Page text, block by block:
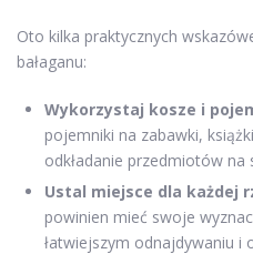
Oto kilka praktycznych
bałaganu:
Wykorzystaj kosze i
pojemniki na zabawki,
odkładanie przedmiotów na
Ustal miejsce dla każdej
powinien mieć swoje
łatwiejszym odnajdywaniu i